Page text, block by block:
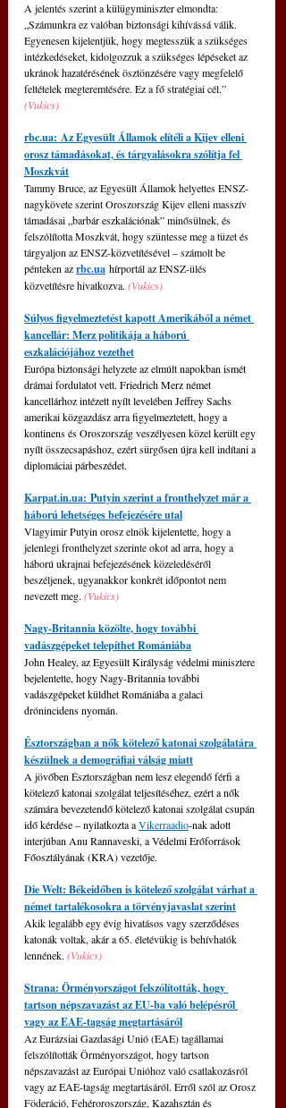
A jelentés szerint a külügyminiszter elmondta:
„Számunkra ez valóban biztonsági kihívássá válik.
Egyenesen kijelentjük, hogy megtesszük a szükséges
intézkedéseket, kidolgozzuk a szükséges lépéseket az
ukránok hazatérésének ösztönzésére vagy megfelelő
feltételek megteremtésére. Ez a fő stratégiai cél.”
(Vukics)
rbc.ua: Az Egyesült Államok elítéli a Kijev elleni
orosz támadásokat, és tárgyalásokra szólítja fel
Moszkvát
Tammy Bruce, az Egyesült Államok helyettes ENSZ-
nagykövete szerint Oroszország Kijev elleni masszív
támadásai „barbár eszkalációnak” minősülnek, és
felszólította Moszkvát, hogy szüntesse meg a tüzet és
tárgyaljon az ENSZ-közvetítésével – számolt be
pénteken az rbc.ua hírportál az ENSZ-ülés
közvetítésre hivatkozva. (Vukics)
Súlyos figyelmeztetést kapott Amerikából a német
kancellár: Merz politikája a háború
eszkalációjához vezethet
Európa biztonsági helyzete az elmúlt napokban ismét
drámai fordulatot vett. Friedrich Merz német
kancellárhoz intézett nyílt levelében Jeffrey Sachs
amerikai közgazdász arra figyelmeztetett, hogy a
kontinens és Oroszország veszélyesen közel került egy
nyílt összecsapáshoz, ezért sürgősen újra kell indítani a
diplomáciai párbeszédet.
Karpat.in.ua: Putyin szerint a fronthelyzet már a
háború lehetséges befejezésére utal
Vlagyimir Putyin orosz elnök kijelentette, hogy a
jelenlegi fronthelyzet szerinte okot ad arra, hogy a
háború ukrajnai befejezésének közeledéséről
beszéljenek, ugyanakkor konkrét időpontot nem
nevezett meg. (Vukics)
Nagy-Britannia közölte, hogy további
vadászgépeket telepíthet Romániába
John Healey, az Egyesült Királyság védelmi minisztere
bejelentette, hogy Nagy-Britannia további
vadászgépeket küldhet Romániába a galaci
drónincidens nyomán.
Észtországban a nők kötelező katonai szolgálatára
készülnek a demográfiai válság miatt
A jövőben Észtországban nem lesz elegendő férfi a
kötelező katonai szolgálat teljesítéséhez, ezért a nők
számára bevezetendő kötelező katonai szolgálat csupán
idő kérdése – nyilatkozta a Vikerraadio-nak adott
interjúban Anu Rannaveski, a Védelmi Erőforrások
Főosztályának (KRA) vezetője.
Die Welt: Békeidőben is kötelező szolgálat várhat a
német tartalékosokra a törvényjavaslat szerint
Akik legalább egy évig hivatásos vagy szerződéses
katonák voltak, akár a 65. életévükig is behívhatók
lennének. (Vukics)
Strana: Örményországot felszólították, hogy
tartson népszavazást az EU-ba való belépésről
vagy az EAE-tagság megtartásáról
Az Eurázsiai Gazdasági Unió (EAE) tagállamai
felszólították Örményországot, hogy tartson
népszavazást az Európai Unióhoz való csatlakozásról
vagy az EAE-tagság megtartásáról. Erről szól az Orosz
Föderáció, Fehéroroszország, Kazahsztán és